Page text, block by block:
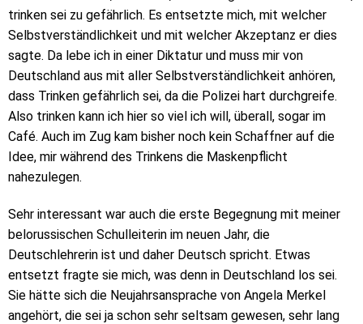
trinken sei zu gefährlich. Es entsetzte mich, mit welcher
Selbstverständlichkeit und mit welcher Akzeptanz er dies
sagte. Da lebe ich in einer Diktatur und muss mir von
Deutschland aus mit aller Selbstverständlichkeit anhören,
dass Trinken gefährlich sei, da die Polizei hart durchgreife.
Also trinken kann ich hier so viel ich will, überall, sogar im
Café. Auch im Zug kam bisher noch kein Schaffner auf die
Idee, mir während des Trinkens die Maskenpflicht
nahezulegen.
Sehr interessant war auch die erste Begegnung mit meiner
belorussischen Schulleiterin im neuen Jahr, die
Deutschlehrerin ist und daher Deutsch spricht. Etwas
entsetzt fragte sie mich, was denn in Deutschland los sei.
Sie hätte sich die Neujahrsansprache von Angela Merkel
angehört, die sei ja schon sehr seltsam gewesen, sehr lang